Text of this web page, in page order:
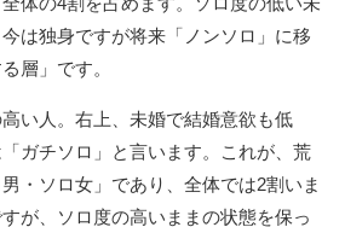
は独身ですが将来「ノンソロ」に移
層」です。
い人。右上、未婚で結婚意欲も低
ガチソロ」と言います。これが、荒
・ソロ女」であり、全体では2割いま
が、ソロ度の高いままの状態を保っ